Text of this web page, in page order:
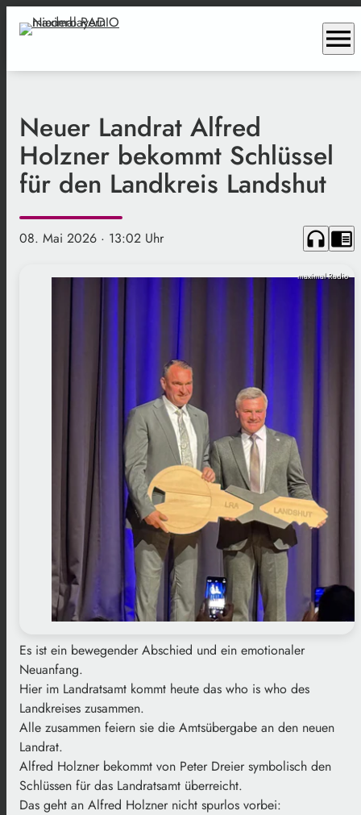
menu
Neuer Landrat Alfred
Holzner bekommt Schlüssel
für den Landkreis Landshut
08. Mai 2026 · 13:02 Uhr headphones chrome_reader_mode
maximal Radio
Es ist ein bewegender Abschied und ein emotionaler
Neuanfang.
Hier im Landratsamt kommt heute das who is who des
Landkreises zusammen.
Alle zusammen feiern sie die Amtsübergabe an den neuen
Landrat.
Alfred Holzner bekommt von Peter Dreier symbolisch den
Schlüssen für das Landratsamt überreicht.
Das geht an Alfred Holzner nicht spurlos vorbei: